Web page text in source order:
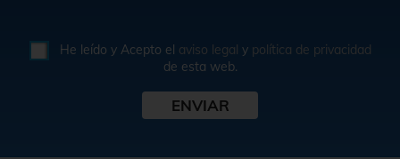
He leído y Acepto el aviso legal y política de privacidad
de esta web.